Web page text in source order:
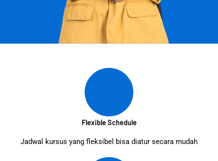
Flexible Schedule
Jadwal kursus yang fleksibel bisa diatur secara mudah